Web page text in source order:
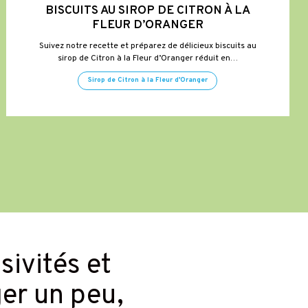
BISCUITS AU SIROP DE CITRON À LA
FLEUR D’ORANGER
Suivez notre recette et préparez de délicieux biscuits au
sirop de Citron à la Fleur d’Oranger réduit en…
Sirop de Citron à la Fleur d'Oranger
et
un peu,